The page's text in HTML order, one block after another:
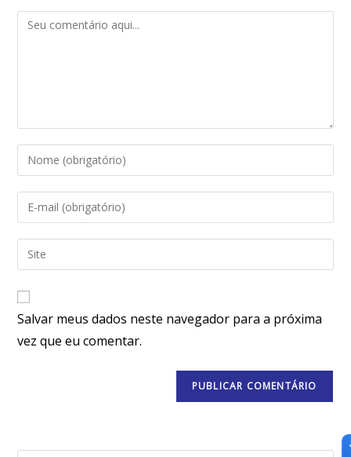
Salvar meus dados neste navegador para a próxima
vez que eu comentar.